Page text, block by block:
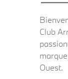
Club
Ouest.